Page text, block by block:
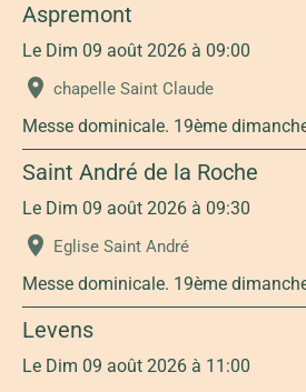
Aspremont
Le Dim 09 août 2026 à 09:00
chapelle Saint Claude
Messe dominicale. 19ème
Saint André de la Roche
Le Dim 09 août 2026 à 09:30
Eglise Saint André
Messe dominicale. 19ème
Levens
Le Dim 09 août 2026 à 11:00